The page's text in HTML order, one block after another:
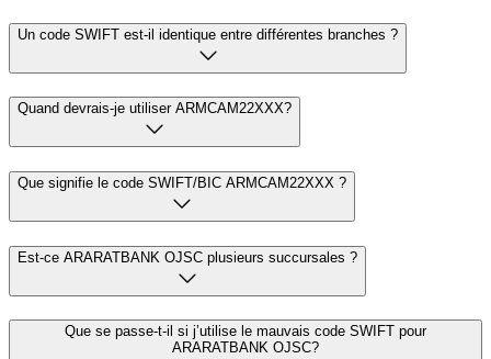
Un code SWIFT est-il identique entre différentes branches ?
Quand devrais-je utiliser ARMCAM22XXX?
Que signifie le code SWIFT/BIC ARMCAM22XXX ?
Est-ce ARARATBANK OJSC plusieurs succursales ?
Que se passe-t-il si j’utilise le mauvais code SWIFT pour
ARARATBANK OJSC?